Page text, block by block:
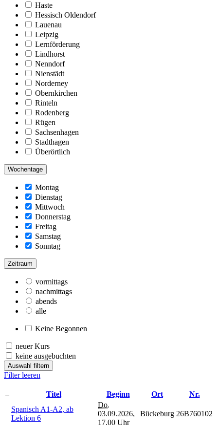
Haste
Hessisch Oldendorf
Lauenau
Leipzig
Lernförderung
Lindhorst
Nenndorf
Nienstädt
Norderney
Obernkirchen
Rinteln
Rodenberg
Rügen
Sachsenhagen
Stadthagen
Überörtlich
Wochentage
Montag
Dienstag
Mittwoch
Donnerstag
Freitag
Samstag
Sonntag
Zeitraum
vormittags
nachmittags
abends
alle
Keine Begonnen
neuer Kurs
keine ausgebuchten
Auswahl filtern
Filter leeren
– Titel Beginn Ort
Nr.
Spanisch A1-A2, ab
Lektion 6
Do.
03.09.2026,
17.00 Uhr
Bückeburg 26B760102